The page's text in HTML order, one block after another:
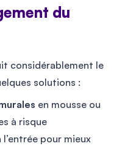
du
considérablement le
solutions :
en mousse ou
à risque
l’entrée pour mieux